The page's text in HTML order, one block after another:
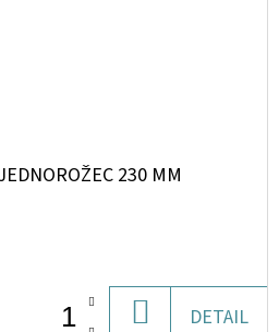
230 MM
DETAIL